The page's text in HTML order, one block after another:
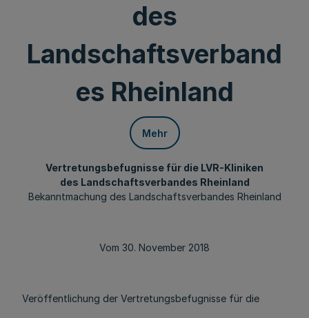
des
Landschaftsverband
es Rheinland
Mehr
Vertretungsbefugnisse für die LVR-Kliniken
des Landschaftsverbandes Rheinland
Bekanntmachung des Landschaftsverbandes Rheinland
Vom 30. November 2018
Veröffentlichung der Vertretungsbefugnisse für die